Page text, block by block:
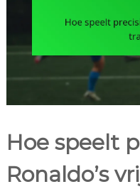
Hoe speelt
Ronaldo’s